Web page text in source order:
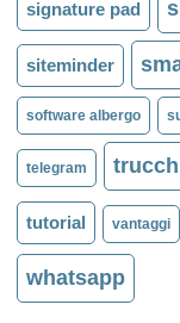
signature pad
siteminder
software albergo
telegram
tutorial vantaggi
whatsapp